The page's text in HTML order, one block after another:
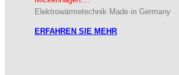
Elektrowärmetechnik Made in Germany
ERFAHREN SIE MEHR